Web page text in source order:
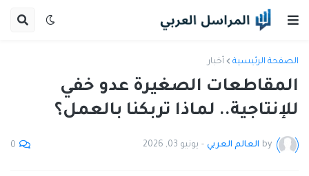
الصفحة الرئيسية أخبار
المقاطعات الصغيرة عدو خفي
للإنتاجية.. لماذا تربكنا بالعمل؟
by العالم العربي - يونيو 03, 2026 0